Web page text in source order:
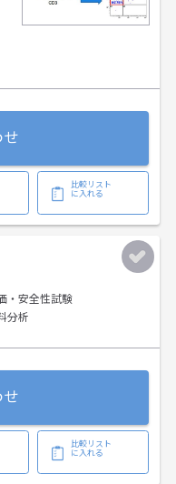
せ
比較リスト
に入れる
・安全性試験
分析
せ
比較リスト
に入れる